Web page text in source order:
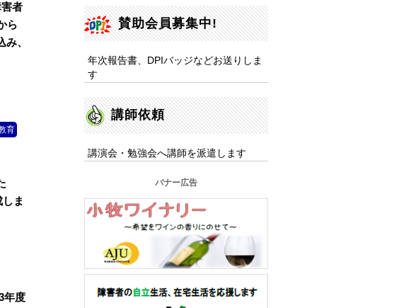
者
ら
、
育
しま
年度
賛助会員募集中!
年次報告書、DPIバッジなどお送りしま
す
講師依頼
講演会・勉強会へ講師を派遣します
バナー広告